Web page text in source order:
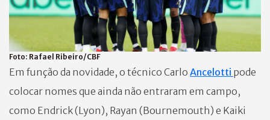
Foto: Rafael Ribeiro/CBF
Em função da novidade, o técnico Carlo Ancelotti pode
colocar nomes que ainda não entraram em campo,
como Endrick (Lyon), Rayan (Bournemouth) e Kaiki